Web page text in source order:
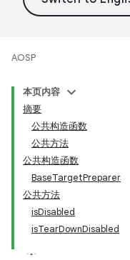
AOSP
本页内容
摘要
公共构造函数
公共方法
公共构造函数
BaseTargetPreparer
公共方法
isDisabled
isTearDownDisabled